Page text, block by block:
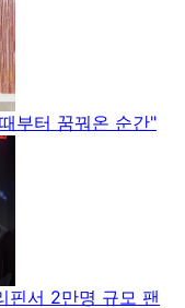
부터 꿈꿔온 순간"
핀서 2만명 규모 팬